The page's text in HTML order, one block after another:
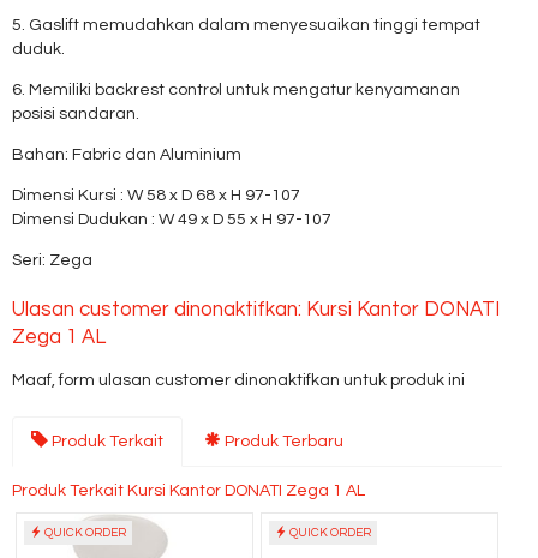
5. Gaslift memudahkan dalam menyesuaikan tinggi tempat
duduk.
6. Memiliki backrest control untuk mengatur kenyamanan
posisi sandaran.
Bahan: Fabric dan Aluminium
Dimensi Kursi : W 58 x D 68 x H 97-107
Dimensi Dudukan : W 49 x D 55 x H 97-107
Seri: Zega
Ulasan customer dinonaktifkan: Kursi Kantor DONATI
Zega 1 AL
Maaf, form ulasan customer dinonaktifkan untuk produk ini
Produk Terkait Produk Terbaru
Produk Terkait Kursi Kantor DONATI Zega 1 AL
QUICK ORDER QUICK ORDER